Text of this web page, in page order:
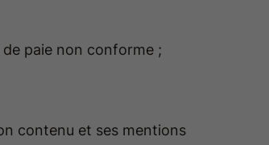
de paie non conforme ;
contenu et ses mentions